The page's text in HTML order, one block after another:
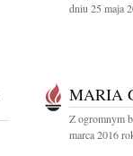
dniu 25 maja
MARIA
Z ogromnym
marca 2016